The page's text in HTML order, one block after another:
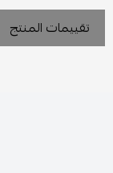
تقييمات المنتج